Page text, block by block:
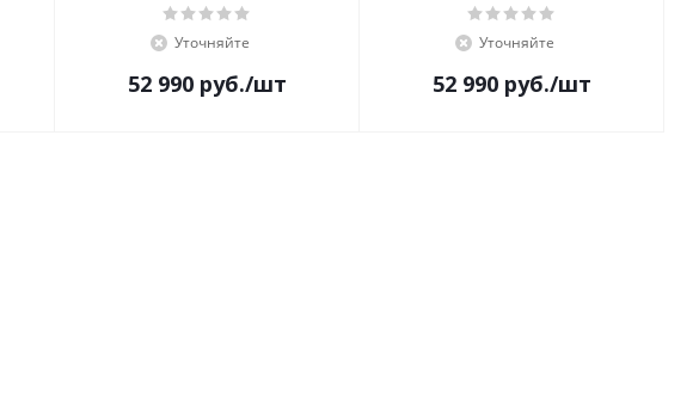
Уточняйте
52 990 руб./шт
Уточняйте
52 990 руб./шт